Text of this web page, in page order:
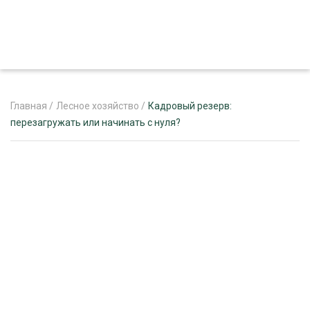
Главная / Лесное хозяйство / Кадровый резерв:
перезагружать или начинать с нуля?